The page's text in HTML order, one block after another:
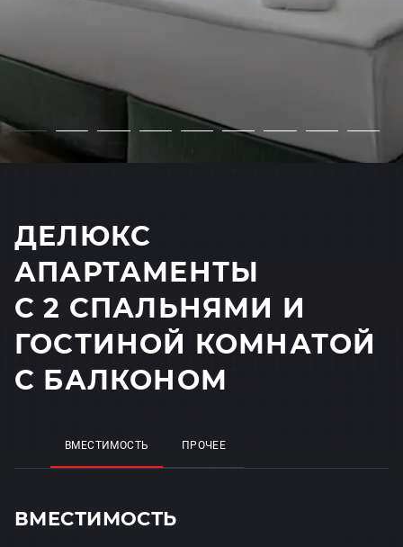
ДЕЛЮКС
АПАРТАМЕНТЫ
С 2 СПАЛЬНЯМИ И
ГОСТИНОЙ КОМНАТОЙ
С БАЛКОНОМ
ВМЕСТИМОСТЬ ПРОЧЕЕ
ВМЕСТИМОСТЬ